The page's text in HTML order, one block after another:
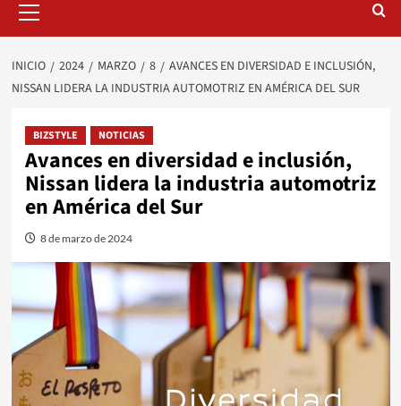
primario
INICIO 2024 MARZO 8
AVANCES EN DIVERSIDAD E INCLUSIÓN,
NISSAN LIDERA LA INDUSTRIA AUTOMOTRIZ EN AMÉRICA DEL SUR
BIZSTYLE NOTICIAS
Avances en diversidad e inclusión,
Nissan lidera la industria automotriz
en América del Sur
8 de marzo de 2024